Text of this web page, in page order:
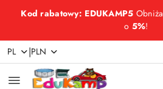
Przejdź do treści głównej
Przejdź do wyszukiwarki
Przejdź do moje konto
Przejdź do menu głównego
Przejdź do opisu produktu
Przejdź do stopki
Kod rabatowy: EDUKAMP5
o 5%!
PL |PLN